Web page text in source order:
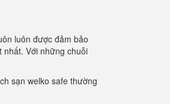
luôn được đảm bảo
nhất. Với những chuỗi
sạn welko safe thường